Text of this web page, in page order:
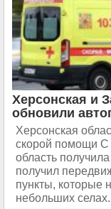
Херсонская и
обновили
Херсонская
скорой помощи С
область
получил
пункты, которые
небольших